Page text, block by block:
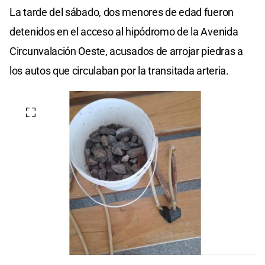
La tarde del sábado, dos menores de edad fueron
detenidos en el acceso al hipódromo de la Avenida
Circunvalación Oeste, acusados de arrojar piedras a
los autos que circulaban por la transitada arteria.